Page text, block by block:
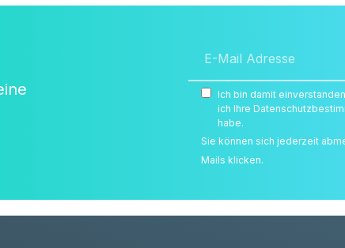
Ich bin damit
ich Ihre
habe.
Sie können sich jederzeit
Mails klicken.